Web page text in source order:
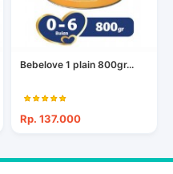
Bebelove 1 plain 800gr...
Rp. 137.000